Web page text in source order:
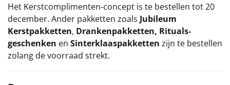
Het Kerstcomplimenten-concept is te bestellen tot 20
december. Ander pakketten zoals Jubileum
Kerstpakketten, Drankenpakketten, Rituals-
geschenken en Sinterklaaspakketten zijn te bestellen
zolang de voorraad strekt.